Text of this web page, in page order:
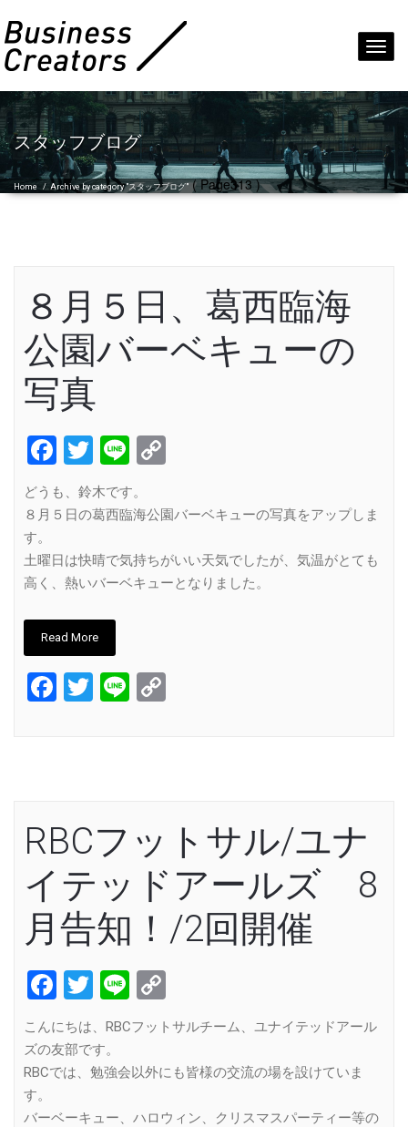
スタッフブログ
Home /Archive by category "スタッフブログ"( Page313 )
８月５日、葛西臨海
公園バーベキューの
写真
Facebook
Twitter
Line
どうも、鈴木です。
８月５日の葛西臨海公園バーベキューの写真をアップしま
す。
土曜日は快晴で気持ちがいい天気でしたが、気温がとても
高く、熱いバーベキューとなりました。
Read More
Facebook
Twitter
Line
RBCフットサル/ユナ
イテッドアールズ 8
月告知！/2回開催
Facebook
Twitter
Line
Link
こんにちは、RBCフットサルチーム、ユナイテッドアール
ズの友部です。
RBCでは、勉強会以外にも皆様の交流の場を設けていま
す。
バーベーキュー、ハロウィン、クリスマスパーティー等の